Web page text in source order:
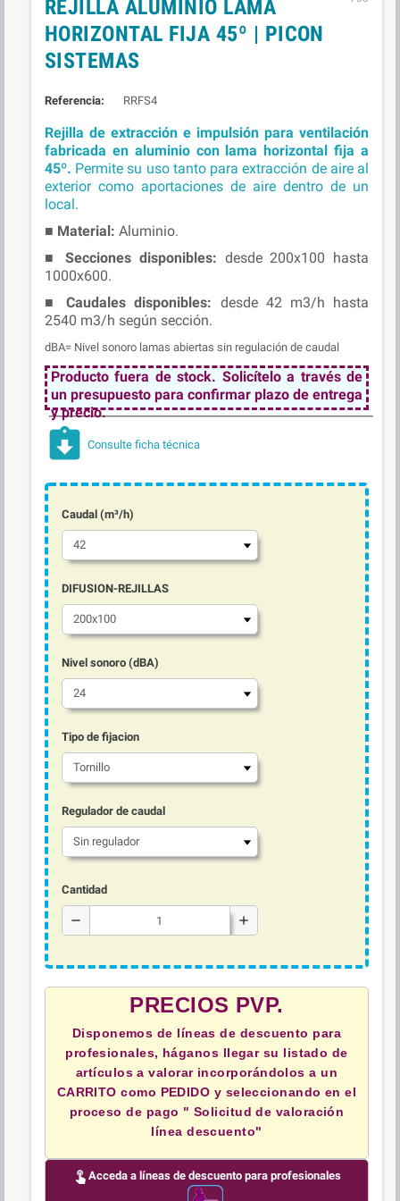
REJILLA ALUMINIO LAMA
HORIZONTAL FIJA 45º | PICON
SISTEMAS
Referencia: RRFS4
Rejilla de extracción e impulsión para ventilación
fabricada en aluminio con lama horizontal fija a
45º. Permite su uso tanto para extracción de aire al
exterior como aportaciones de aire dentro de un
local.
■ Material: Aluminio.
■ Secciones disponibles: desde 200x100 hasta
1000x600.
■ Caudales disponibles: desde 42 m3/h hasta
2540 m3/h según sección.
dBA= Nivel sonoro lamas abiertas sin regulación de caudal
Producto fuera de stock. Solicítelo a través de
un presupuesto para confirmar plazo de entrega
y precio.
assignment_returned Consulte ficha técnica
Caudal (m³/h)
DIFUSION-REJILLAS
Nivel sonoro (dBA)
Tipo de fijacion
Regulador de caudal
Cantidad
remove add
PRECIOS PVP.
Disponemos de líneas de descuento para
profesionales, háganos llegar su listado de
artículos a valorar incorporándolos a un
CARRITO como PEDIDO y seleccionando en el
proceso de pago " Solicitud de valoración
línea descuento"
touch_app Acceda a líneas de descuento para profesionales